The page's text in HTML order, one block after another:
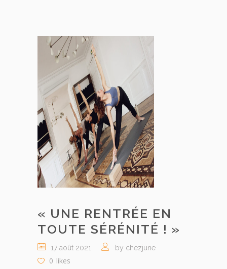
« UNE RENTRÉE EN
TOUTE SÉRÉNITÉ ! »
17 août 2021 by chezjune
0 likes